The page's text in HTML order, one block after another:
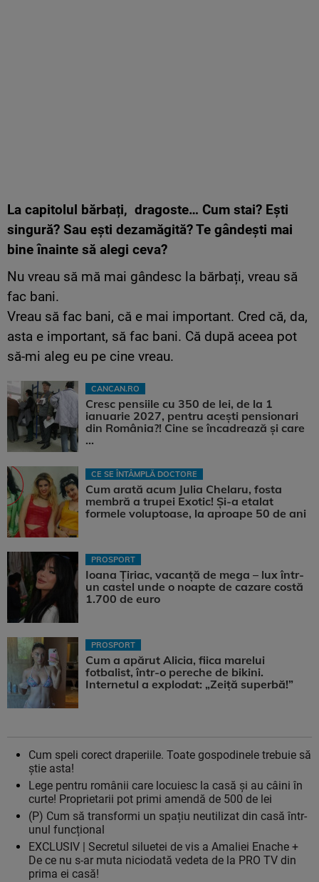
La capitolul bărbați, dragoste… Cum stai? Ești
singură? Sau ești dezamăgită? Te gândești mai
bine înainte să alegi ceva?
Nu vreau să mă mai gândesc la bărbați, vreau să
fac bani.
Vreau să fac bani, că e mai important. Cred că, da,
asta e important, să fac bani. Că după aceea pot
să-mi aleg eu pe cine vreau.
CANCAN.RO
Cresc pensiile cu 350 de lei, de la 1
ianuarie 2027, pentru acești pensionari
din România?! Cine se încadrează și care
...
CE SE ÎNTÂMPLĂ DOCTORE
Cum arată acum Julia Chelaru, fosta
membră a trupei Exotic! Și-a etalat
formele voluptoase, la aproape 50 de ani
PROSPORT
Ioana Țiriac, vacanță de mega – lux într-
un castel unde o noapte de cazare costă
1.700 de euro
PROSPORT
Cum a apărut Alicia, fiica marelui
fotbalist, într-o pereche de bikini.
Internetul a explodat: „Zeiță superbă!”
Cum speli corect draperiile. Toate gospodinele trebuie să
știe asta!
Lege pentru românii care locuiesc la casă și au câini în
curte! Proprietarii pot primi amendă de 500 de lei
(P) Cum să transformi un spațiu neutilizat din casă într-
unul funcțional
EXCLUSIV | Secretul siluetei de vis a Amaliei Enache +
De ce nu s-ar muta niciodată vedeta de la PRO TV din
prima ei casă!